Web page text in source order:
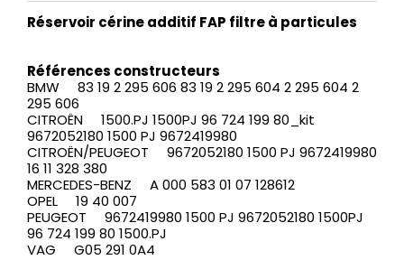
Réservoir cérineadditif FAP filtre à particules
Références constructeurs
BMW 83 19 2 295 606 83 19 2 295 604 2 295 604 2
295 606
CITROËN 1500.PJ 1500PJ 96 724 199 80_kit
9672052180 1500 PJ 9672419980
CITROËN/PEUGEOT 9672052180 1500 PJ 9672419980
16 11 328 380
MERCEDES-BENZ A 000 583 01 07 128612
OPEL 19 40 007
PEUGEOT 9672419980 1500 PJ 9672052180 1500PJ
96 724 199 80 1500.PJ
VAG G05 291 0A4